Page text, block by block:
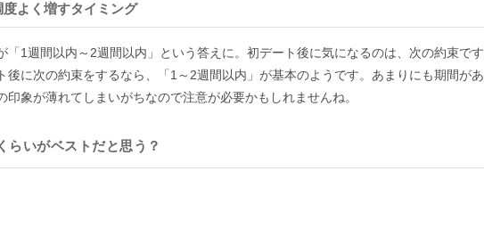
よく増すタイミング
「1週間以内～2週間以内」という答えに。初デート後に気になるのは、次の約束です
後に次の約束をするなら、「1～2週間以内」が基本のようです。あまりにも期間があ
印象が薄れてしまいがちなので注意が必要かもしれませんね。
らいがベストだと思う？